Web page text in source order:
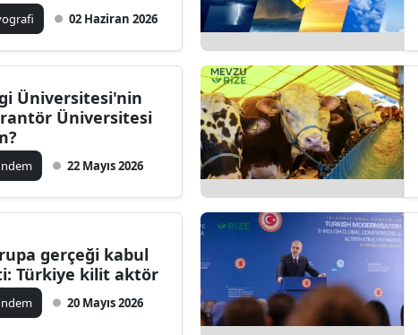
02 Haziran 2026
Üniversitesi'nin
Üniversitesi
22 Mayıs 2026
gerçeği kabul
Türkiye kilit aktör
20 Mayıs 2026